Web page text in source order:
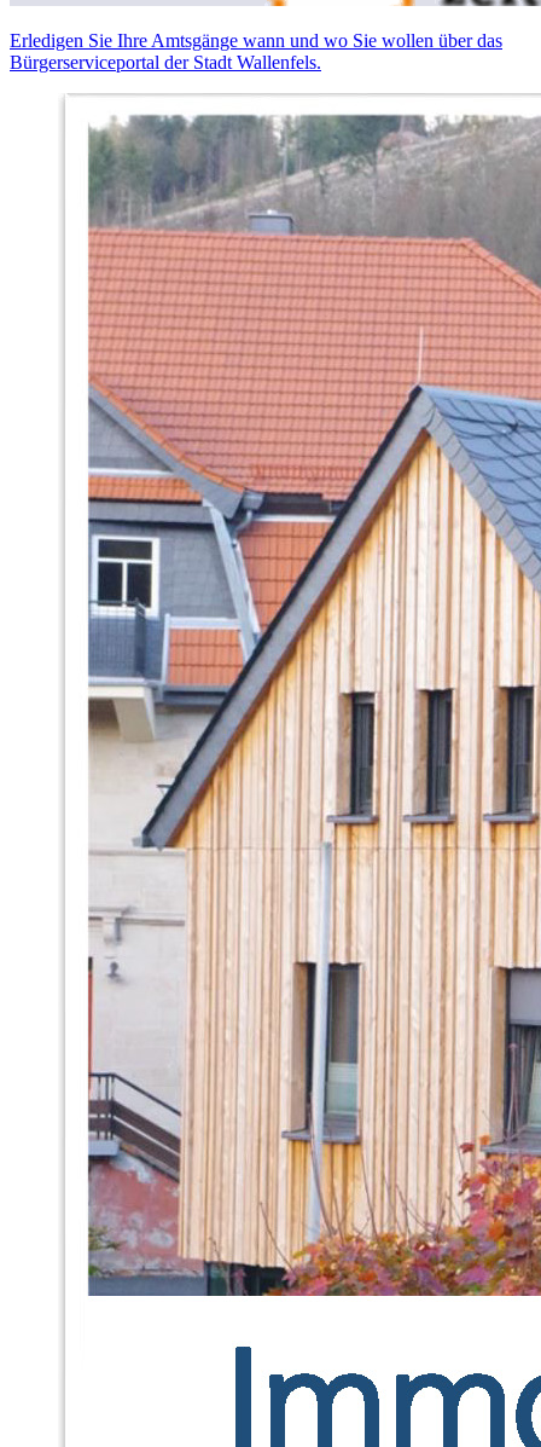
Erledigen Sie Ihre Amtsgänge wann und wo Sie wollen über das
Bürgerserviceportal der Stadt Wallenfels.